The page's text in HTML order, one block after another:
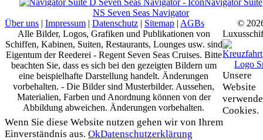
NS Seven Seas Navigator
Über uns | Impressum | Datenschutz | Sitemap | AGBs
Alle Bilder, Logos, Grafiken und Publikationen von
Schiffen, Kabinen, Suiten, Restaurants, Lounges usw. sind
Eigentum der Reederei - Regent Seven Seas Cruises. Bitte
beachten Sie, dass es sich bei den gezeigten Bildern um
eine beispielhafte Darstellung handelt. Änderungen
vorbehalten. - Die Bilder sind Musterbilder. Aussehen,
Materialien, Farben und Anordnung können von der
Abbildung abweichen. Änderungen vorbehalten.
©
Unsere
Website
Cookies.
Wenn Sie diese Website nutzen gehen wir von Ihrem
Einverständnis aus. OkDatenschutzerklärung